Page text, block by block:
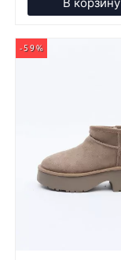
-59%